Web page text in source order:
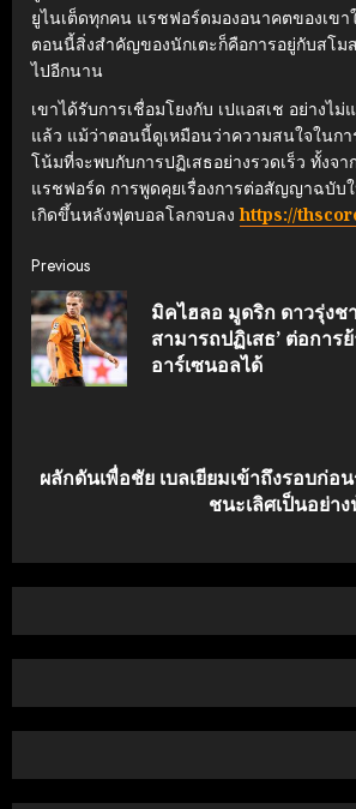
ยูไนเต็ดทุกคน แรชฟอร์ดมองอนาคตของเข
ตอนนี้สิ่งสำคัญของนักเตะก็คือการอยู่กับสโม
ไปอีกนาน
เขาได้รับการเชื่อมโยงกับ เปแอสเช อย่างไ
แล้ว แม้ว่าตอนนี้ดูเหมือนว่าความสนใจในก
โน้มที่จะพบกับการปฏิเสธอย่างรวดเร็ว ทั้งจ
แรชฟอร์ด การพูดคุยเรื่องการต่อสัญญาฉบับ
เกิดขึ้นหลังฟุตบอลโลกจบลงhttps://
Continue
Reading
Previous
มิคไฮลอ มูดริก ดาวรุ่งช
สามารถปฏิเสธ’ ต่อการ
อาร์เซนอลได้
Next
ผลักดันเพื่อชัย เบลเยียมเข้าถึงรอบก่อ
ชนะเลิศเป็นอย่า